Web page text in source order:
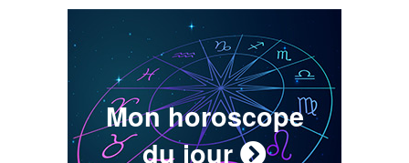
Mon horoscope
du jour